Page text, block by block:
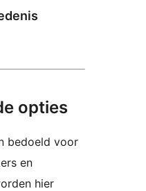
opties
bedoeld voor
en
hier